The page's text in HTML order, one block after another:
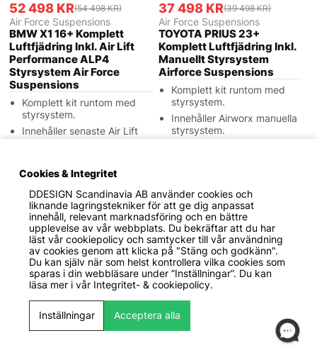
52 498 KR(54 498 KR)
Air Force Suspensions
BMW X1 16+ Komplett
Luftfjädring Inkl. Air Lift
Performance ALP4
Styrsystem Air Force
Suspensions
Komplett kit runtom med
styrsystem.
Innehåller senaste Air Lift
besiktning.
37 498 KR(39 498 KR)
Air Force Suspensions
TOYOTA PRIUS 23+
Komplett Luftfjädring Inkl.
Manuellt Styrsystem
Airforce Suspensions
Komplett kit runtom med
styrsystem.
Innehåller Airworx manuella
styrsystem.
2000 2000
Cookies & Integritet
DDESIGN Scandinavia ABanvänder cookies och
liknande lagringstekniker för att ge dig anpassat
innehåll, relevant marknadsföring och en bättre
upplevelse av vår webbplats. Du bekräftar att du har
läst vår cookiepolicy och samtycker till vår användning
av cookies genom att klicka på "Stäng och godkänn".
Du kan själv när som helst kontrollera vilka cookies som
sparas i din webbläsare under ”Inställningar”. Du kan
läsa mer i vår Integritet- & cookiepolicy.
Inställningar Acceptera alla